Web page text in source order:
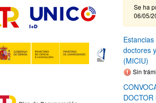
Se ha
06/05/
doctores
(MICIU)
Sin